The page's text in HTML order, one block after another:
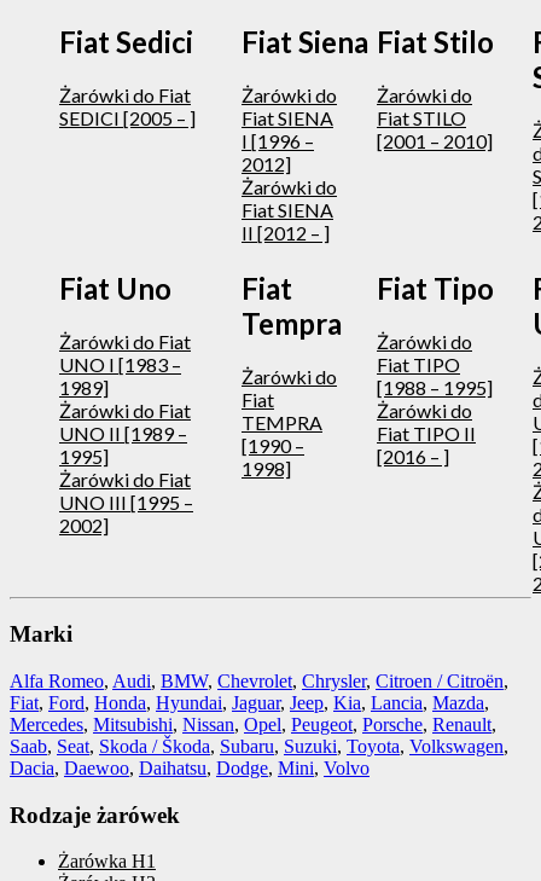
Fiat Sedici
Żarówki do Fiat
SEDICI [2005 – ]
Fiat Siena
Żarówki do
Fiat SIENA
I [1996 –
2012]
Żarówki do
Fiat SIENA
II [2012 – ]
Fiat Stilo
Żarówki do
Fiat STILO
[2001 – 2010]
Fiat Uno
Żarówki do Fiat
UNO I [1983 –
1989]
Żarówki do Fiat
UNO II [1989 –
1995]
Żarówki do Fiat
UNO III [1995 –
2002]
Fiat
Tempra
Żarówki do
Fiat
TEMPRA
[1990 –
1998]
Fiat Tipo
Żarówki do
Fiat TIPO
[1988 – 1995]
Żarówki do
Fiat TIPO II
[2016 – ]
Marki
Alfa Romeo, Audi, BMW, Chevrolet, Chrysler, Citroen / Citroën,
Fiat, Ford, Honda, Hyundai, Jaguar, Jeep, Kia, Lancia, Mazda,
Mercedes, Mitsubishi, Nissan, Opel, Peugeot, Porsche, Renault,
Saab, Seat, Skoda / Škoda, Subaru, Suzuki, Toyota, Volkswagen,
Dacia, Daewoo, Daihatsu, Dodge, Mini, Volvo
Rodzaje żarówek
Żarówka H1